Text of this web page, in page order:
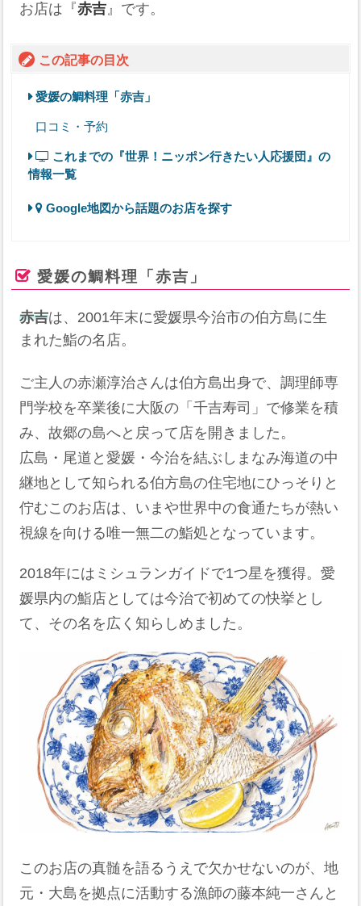
お店は『赤吉』です。
この記事の目次
愛媛の鯛料理「赤吉」
口コミ・予約
これまでの『世界！ニッポン行きたい人応援団』の
情報一覧
Google地図から話題のお店を探す
愛媛の鯛料理「赤吉」
赤吉は、2001年末に愛媛県今治市の伯方島に生
まれた鮨の名店。
ご主人の赤瀬淳治さんは伯方島出身で、調理師専
門学校を卒業後に大阪の「千吉寿司」で修業を積
み、故郷の島へと戻って店を開きました。
広島・尾道と愛媛・今治を結ぶしまなみ海道の中
継地として知られる伯方島の住宅地にひっそりと
佇むこのお店は、いまや世界中の食通たちが熱い
視線を向ける唯一無二の鮨処となっています。
2018年にはミシュランガイドで1つ星を獲得。愛
媛県内の鮨店としては今治で初めての快挙とし
て、その名を広く知らしめました。
このお店の真髄を語るうえで欠かせないのが、地
元・大島を拠点に活動する漁師の藤本純一さんと